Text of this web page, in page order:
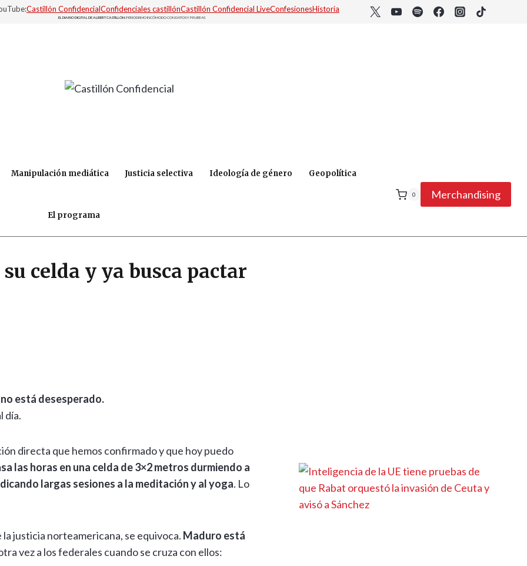
Castillón ConfidencialConfidenciales castillónCastillón Confidencial LiveConfesionesHistoria
EL DIARIO DIGITAL DE ALBERT CASTILLÓN. PERIODISMO INCÓMODO CON DATOS Y PRUEBAS
Manipulación mediática Justicia selectiva Ideología de género Geopolítica
El programa
0 Merchandising
celda y ya busca pactar
está desesperado.
día.
directa que hemos confirmado y que hoy puedo
las horas en una celda de 3×2 metros durmiendo a
largas sesiones a la meditación y al yoga. Lo
justicia norteamericana, se equivoca. Maduro está
vez a los federales cuando se cruza con ellos: